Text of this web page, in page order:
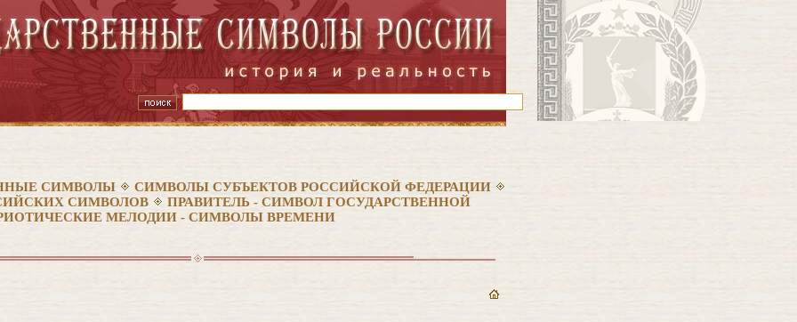
СИМВОЛЫ
СИМВОЛЫ СУБЪЕКТОВ РОССИЙСКОЙ ФЕДЕРАЦИИ
СИМВОЛОВ
ПРАВИТЕЛЬ - СИМВОЛ ГОСУДАРСТВЕННОЙ
МЕЛОДИИ - СИМВОЛЫ ВРЕМЕНИ